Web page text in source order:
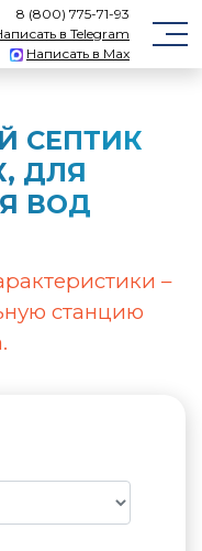
8 (800) 775-71-93
в Telegram
Написать в Max
CЕПТИК
ДЛЯ
ВОД
–
станцию